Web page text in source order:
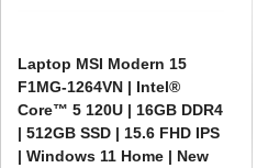
Laptop MSI Modern 15
F1MG-1264VN | Intel®
Core™ 5 120U | 16GB DDR4
| 512GB SSD | 15.6 FHD IPS
| Windows 11 Home | New